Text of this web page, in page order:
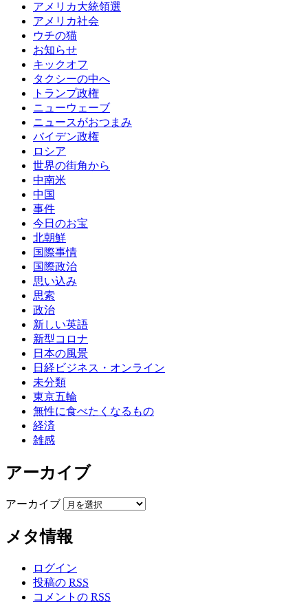
アメリカ大統領選
アメリカ社会
ウチの猫
お知らせ
キックオフ
タクシーの中へ
トランプ政権
ニューウェーブ
ニュースがおつまみ
バイデン政権
ロシア
世界の街角から
中南米
中国
事件
今日のお宝
北朝鮮
国際事情
国際政治
思い込み
思索
政治
新しい英語
新型コロナ
日本の風景
日経ビジネス・オンライン
未分類
東京五輪
無性に食べたくなるもの
経済
雑感
アーカイブ
アーカイブ
メタ情報
ログイン
投稿の RSS
コメントの RSS